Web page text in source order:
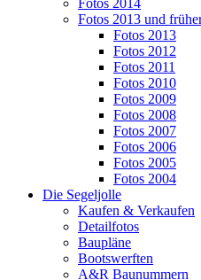
Fotos 2014
Fotos 2013 und
Fotos 2013
Fotos 2012
Fotos 2011
Fotos 2010
Fotos 2009
Fotos 2008
Fotos 2007
Fotos 2006
Fotos 2005
Fotos 2004
Die Segeljolle
Kaufen & Verkaufen
Detailfotos
Baupläne
Bootswerften
A&R Baunummern